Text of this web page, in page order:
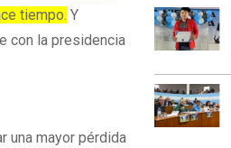
tiempo. Y
con la presidencia
una mayor pérdida